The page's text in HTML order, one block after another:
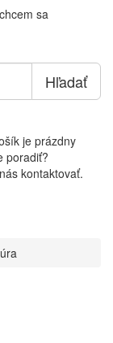
sa
Hľadať
je prázdny
poradiť?
kontaktovať.